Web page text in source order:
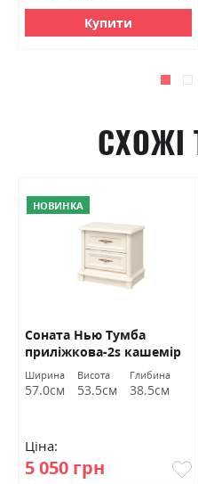
Купити
СХОЖІ
НОВИНКА
Соната Нью Тумба
приліжкова-2s кашемір
Гербор
Ширина
57.0см
Висота
53.5см
Глибина
38.5см
Ціна:
5 050 грн